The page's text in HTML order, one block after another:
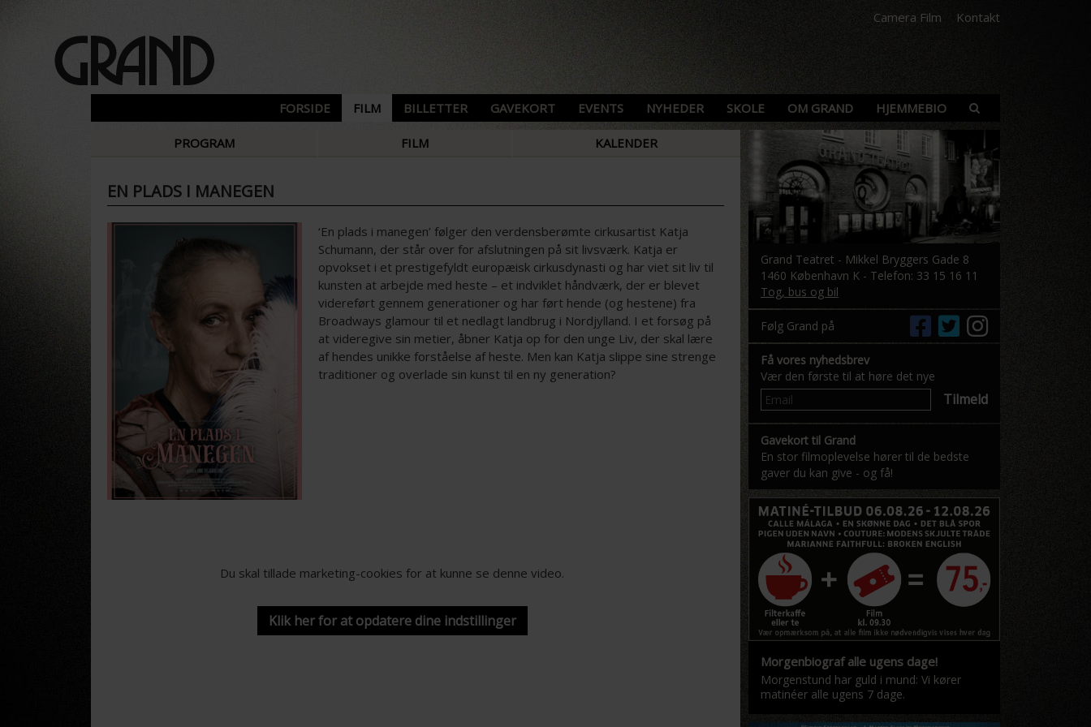
Camera Film Kontakt
FORSIDE FILM BILLETTER GAVEKORT EVENTS NYHEDER SKOLE OM GRAND HJEMMEBIO
PROGRAM FILM KALENDER
EN PLADS I MANEGEN
‘En plads i manegen’ følger den verdensberømte cirkusartist Katja
Schumann, der står over for afslutningen på sit livsværk. Katja er
opvokset i et prestigefyldt europæisk cirkusdynasti og har viet sit liv til
kunsten at arbejde med heste – et indviklet håndværk, der er blevet
videreført gennem generationer og har ført hende (og hestene) fra
Broadways glamour til et nedlagt landbrug i Nordjylland. I et forsøg på
at videregive sin metier, åbner Katja op for den unge Liv, der skal lære
af hendes unikke forståelse af heste. Men kan Katja slippe sine strenge
traditioner og overlade sin kunst til en ny generation?
Du skal tillade marketing-cookies for at kunne se denne video.
Klik her for at opdatere dine indstillinger
Grand Teatret - Mikkel Bryggers Gade 8
1460 København K - Telefon: 33 15 16 11
Tog, bus og bil
Følg Grand på
Få vores nyhedsbrev
Vær den første til at høre det nye
Tilmeld
Gavekort til Grand
En stor filmoplevelse hører til de bedste
gaver du kan give - og få!
Morgenbiograf alle ugens dage!
Morgenstund har guld i mund: Vi kører
matinéer alle ugens 7 dage.